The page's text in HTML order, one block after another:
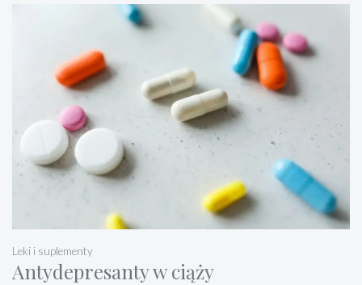
Antydepresanty w ciąży
Leki i suplementy